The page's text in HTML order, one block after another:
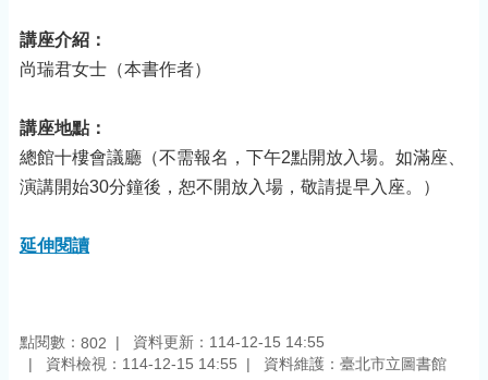
講座介紹：
尚瑞君女士（本書作者）
講座地點：
總館十樓會議廳（不需報名，下午2點開放入場。如滿座、
演講開始30分鐘後，恕不開放入場，敬請提早入座。）
延伸閱讀
點閱數： 802
資料更新：114-12-15 14:55
資料檢視：114-12-15 14:55
資料維護：臺北市立圖書館